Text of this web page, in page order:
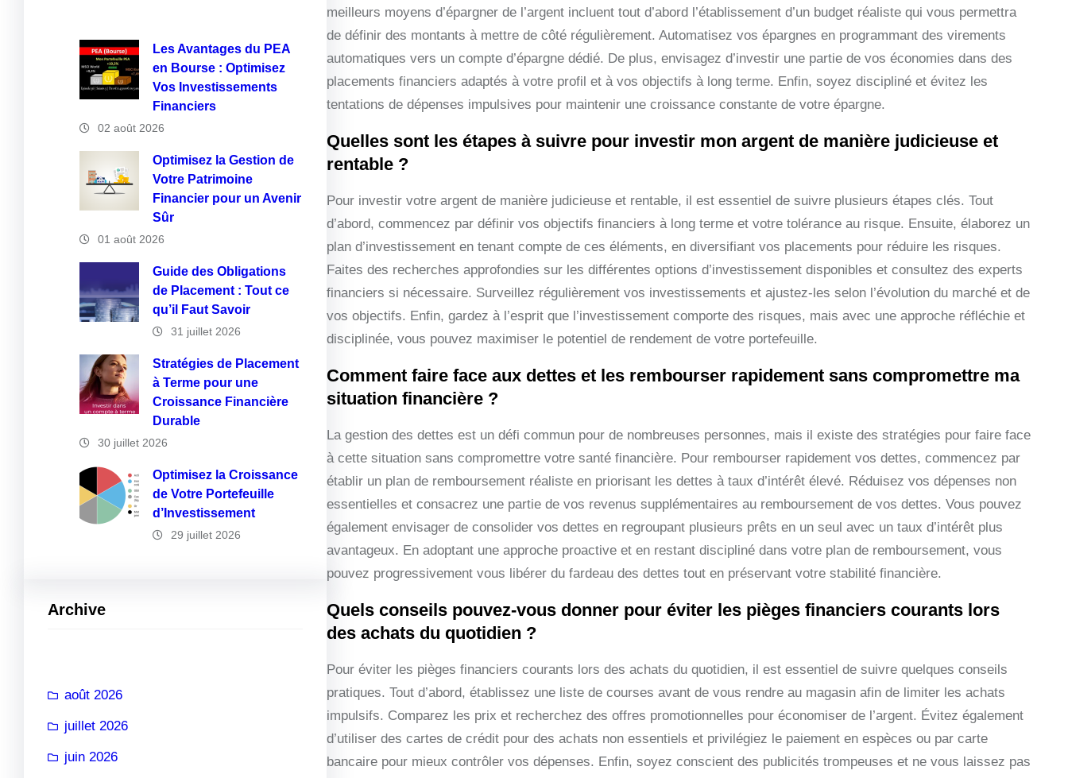
Les Avantages du PEA
en Bourse : Optimisez
Vos Investissements
Financiers
02 août 2026
Optimisez la Gestion de
Votre Patrimoine
Financier pour un Avenir
Sûr
01 août 2026
Guide des Obligations
de Placement : Tout ce
qu’il Faut Savoir
31 juillet 2026
Stratégies de Placement
à Terme pour une
Croissance Financière
Durable
30 juillet 2026
Optimisez la Croissance
de Votre Portefeuille
d’Investissement
29 juillet 2026
Archive
août 2026
juillet 2026
juin 2026
meilleurs moyens d’épargner de l’argent incluent tout d’abord l’établissement d’un budget réaliste qui vous permettra
de définir des montants à mettre de côté régulièrement. Automatisez vos épargnes en programmant des virements
automatiques vers un compte d’épargne dédié. De plus, envisagez d’investir une partie de vos économies dans des
placements financiers adaptés à votre profil et à vos objectifs à long terme. Enfin, soyez discipliné et évitez les
tentations de dépenses impulsives pour maintenir une croissance constante de votre épargne.
Quelles sont les étapes à suivre pour investir mon argent de manière judicieuse et
rentable ?
Pour investir votre argent de manière judicieuse et rentable, il est essentiel de suivre plusieurs étapes clés. Tout
d’abord, commencez par définir vos objectifs financiers à long terme et votre tolérance au risque. Ensuite, élaborez un
plan d’investissement en tenant compte de ces éléments, en diversifiant vos placements pour réduire les risques.
Faites des recherches approfondies sur les différentes options d’investissement disponibles et consultez des experts
financiers si nécessaire. Surveillez régulièrement vos investissements et ajustez-les selon l’évolution du marché et de
vos objectifs. Enfin, gardez à l’esprit que l’investissement comporte des risques, mais avec une approche réfléchie et
disciplinée, vous pouvez maximiser le potentiel de rendement de votre portefeuille.
Comment faire face aux dettes et les rembourser rapidement sans compromettre ma
situation financière ?
La gestion des dettes est un défi commun pour de nombreuses personnes, mais il existe des stratégies pour faire face
à cette situation sans compromettre votre santé financière. Pour rembourser rapidement vos dettes, commencez par
établir un plan de remboursement réaliste en priorisant les dettes à taux d’intérêt élevé. Réduisez vos dépenses non
essentielles et consacrez une partie de vos revenus supplémentaires au remboursement de vos dettes. Vous pouvez
également envisager de consolider vos dettes en regroupant plusieurs prêts en un seul avec un taux d’intérêt plus
avantageux. En adoptant une approche proactive et en restant discipliné dans votre plan de remboursement, vous
pouvez progressivement vous libérer du fardeau des dettes tout en préservant votre stabilité financière.
Quels conseils pouvez-vous donner pour éviter les pièges financiers courants lors
des achats du quotidien ?
Pour éviter les pièges financiers courants lors des achats du quotidien, il est essentiel de suivre quelques conseils
pratiques. Tout d’abord, établissez une liste de courses avant de vous rendre au magasin afin de limiter les achats
impulsifs. Comparez les prix et recherchez des offres promotionnelles pour économiser de l’argent. Évitez également
d’utiliser des cartes de crédit pour des achats non essentiels et privilégiez le paiement en espèces ou par carte
bancaire pour mieux contrôler vos dépenses. Enfin, soyez conscient des publicités trompeuses et ne vous laissez pas